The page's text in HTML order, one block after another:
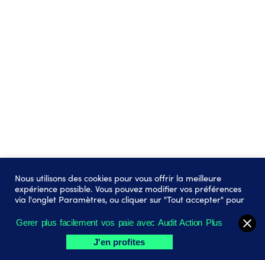
Nous utilisons des cookies pour vous offrir la meilleure
expérience possible. Vous pouvez modifier vos préférences
via l'onglet Paramètres, ou cliquer sur "Tout accepter" pour
Paramètres des cookies Tout Accepter
Gerer plus facilement vos paie avec Audit Action Plus
J'en profites